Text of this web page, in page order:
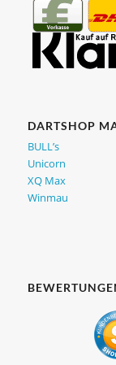
DARTSHOP
BULL’s
Unicorn
XQ Max
Winmau